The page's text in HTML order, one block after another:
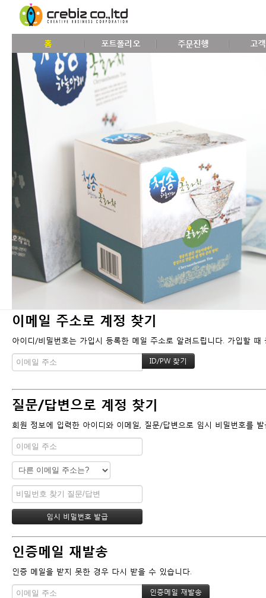
홈 포트폴리오 주문진행 고
이메일 주소로 계정 찾기
아이디/비밀번호는 가입시 등록한 메일 주소로 알려드립니다. 가입할
질문/답변으로 계정 찾기
회원 정보에 입력한 아이디와 이메일, 질문/답변으로 임시 비밀번호를
인증메일 재발송
인증 메일을 받지 못한 경우 다시 받을 수 있습니다.